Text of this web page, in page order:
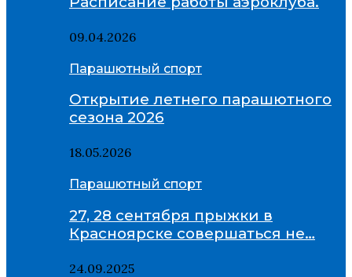
09.04.2026
Парашютный спорт
Открытие летнего парашютного
сезона 2026
18.05.2026
Парашютный спорт
27, 28 сентября прыжки в
Красноярске совершаться не…
24.09.2025